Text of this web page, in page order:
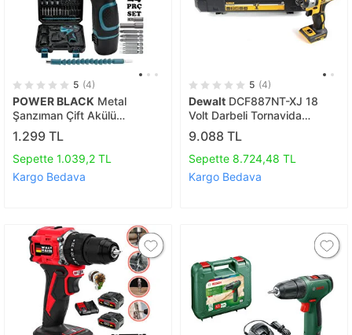
5 (4)
POWER BLACK Metal
Şanzıman Çift Akülü
Vidalama 24 Adet Set
Hediye
1.299 TL
Sepette 1.039,2 TL
Kargo Bedava
5 (4)
Dewalt DCF887NT-XJ 18
Volt Darbeli Tornavida
(Aküsüz)
9.088 TL
Sepette 8.724,48 TL
Kargo Bedava